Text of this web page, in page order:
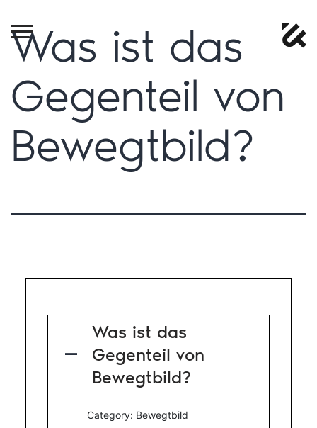
Was ist das
Gegenteil von
Bewegtbild?
A
Was ist das
Gegenteil von
Bewegtbild?
Category: Bewegtbild